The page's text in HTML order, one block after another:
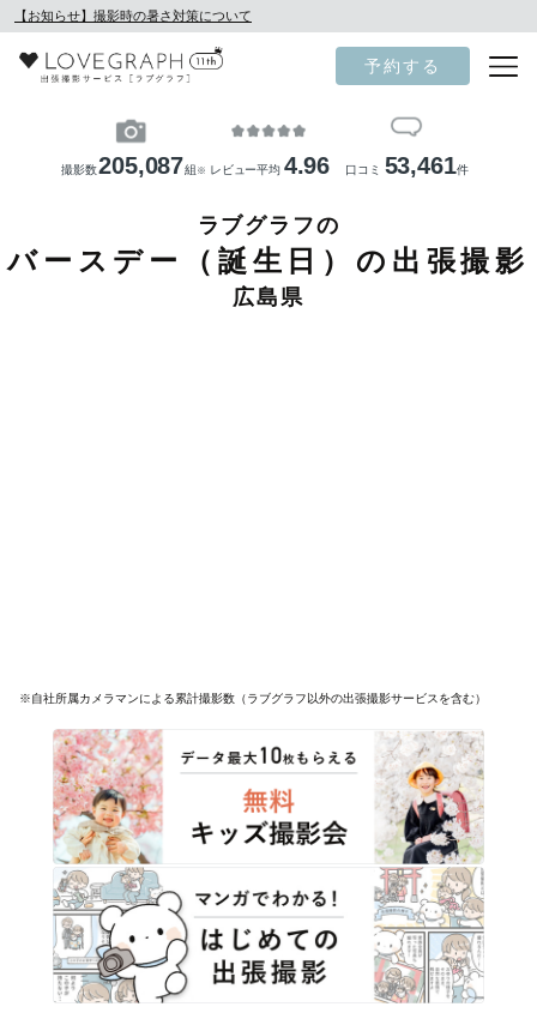
【お知らせ】撮影時の暑さ対策について
予約する
撮影数205,087組 ※ レビュー平均 4.96 口コミ 53,461件
ラブグラフの
バースデー（誕生日）の出張撮影
広島県
※自社所属カメラマンによる累計撮影数（ラブグラフ以外の出張撮影サービスを含む）